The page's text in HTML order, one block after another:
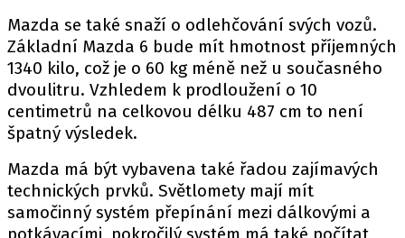
Mazda se také snaží o odlehčování svých vozů.
Základní Mazda 6 bude mít hmotnost příjemných
1340 kilo, což je o 60 kg méně než u současného
dvoulitru. Vzhledem k prodloužení o 10
centimetrů na celkovou délku 487 cm to není
špatný výsledek.
Mazda má být vybavena také řadou zajímavých
technických prvků. Světlomety mají mít
samočinný systém přepínání mezi dálkovými a